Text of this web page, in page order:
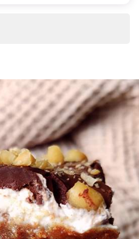
Siamo sicuri le adorerai!